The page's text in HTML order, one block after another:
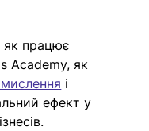
як працює
Academy, як
і
ефект у